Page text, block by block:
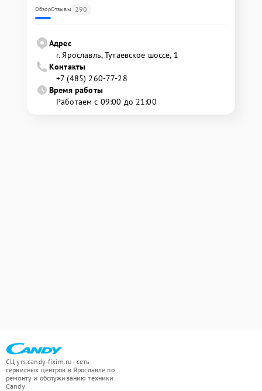
ОбзорОтзывы 290
Адрес
г. Ярославль, Тутаевское шоссе, 1
Контакты
+7 (485) 260-77-28
Время работы
Работаем с 09:00 до 21:00
СЦ yrs.candy-fixim.ru - сеть
сервисных центров в Ярославле по
ремонту и обслуживанию техники
Candy